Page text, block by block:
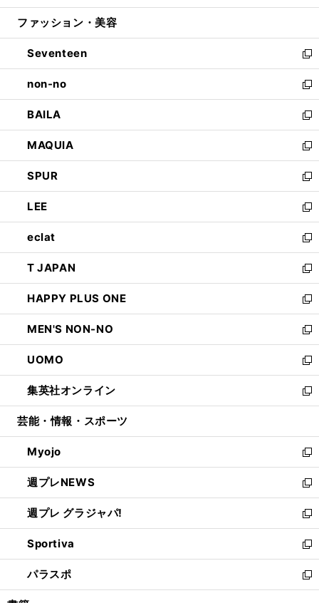
開
ウ
開
く
ン
ウ
で
開
く
ウ
ン
ド
ウ
で
開
く
ファッション・美容
Seventeen
新
し
い
ウ
ィ
ン
ド
ウ
で
開
く
non-no
新
し
い
ウ
ィ
ン
ド
ウ
で
開
く
BAILA
新
し
い
ウ
ィ
ン
ド
ウ
で
開
く
MAQUIA
新
し
い
ウ
ィ
ン
ド
ウ
で
開
く
SPUR
新
し
い
ウ
ィ
ン
ド
ウ
で
開
く
LEE
新
し
い
ウ
ィ
ン
ド
ウ
で
開
く
eclat
新
し
い
ウ
ィ
ン
ド
ウ
で
開
く
T JAPAN
新
し
い
ウ
ィ
ン
ド
ウ
で
開
HAPPY PLUS ONE
新
し
い
ウ
ィ
ン
ド
ウ
開
く
MEN'S NON-NO
新
し
い
ウ
ィ
ン
ウ
で
開
く
UOMO
新
し
い
ウ
ン
ド
ウ
で
開
く
集英社オンライン
新
し
ウ
ィ
ン
ド
ウ
で
開
く
芸能・情報・スポーツ
Myojo
新
し
い
ウ
ィ
ン
ド
ウ
で
開
週プレNEWS
新
し
い
ウ
ィ
ン
ド
ウ
週プレ グラジャパ!
新
し
い
ウ
ィ
ン
Sportiva
新
し
い
ウ
パラスポ
新
し